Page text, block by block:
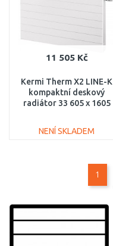
11 505 Kč
Kermi Therm X2 LINE-K
kompaktní deskový
radiátor 33 605 x 1605
NENÍ SKLADEM
1